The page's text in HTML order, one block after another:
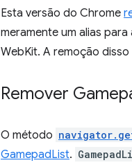
Esta versão do Chrome
meramente um alias
WebKit. A remoção
Remover
O método
GamepadList.